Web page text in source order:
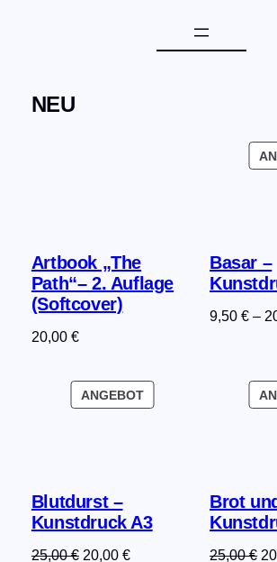
NEU
Artbook „The
Path“– 2. Auflage
(Softcover)
20,00 €
Basar –
9,50€ –
ANGEBOTPRODUKT
Blutdurst –
Kunstdruck A3
25,00€ Ursprünglicher
20,00 €Aktueller
Brot
25,00€